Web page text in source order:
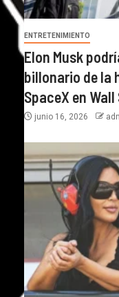
ENTRETENIMIENTO
Elon Musk
billonario de la
SpaceX en
junio 16, 2026